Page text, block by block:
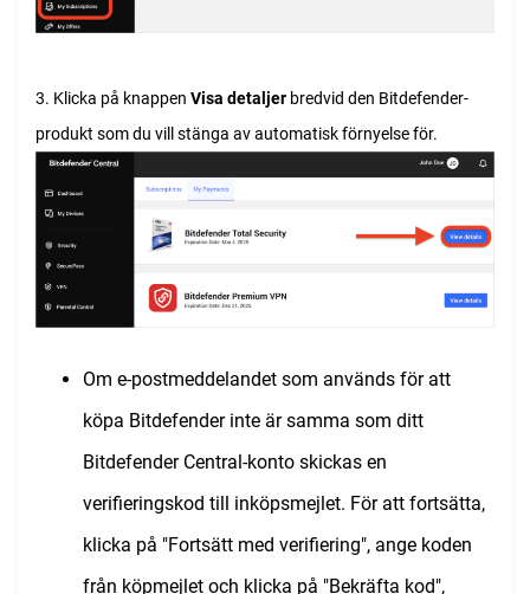
3. Klicka på knappen Visa detaljer bredvid den Bitdefender-
produkt som du vill stänga av automatisk förnyelse för.
Om e-postmeddelandet som används för att
köpa Bitdefender inte är samma som ditt
Bitdefender Central-konto skickas en
verifieringskod till inköpsmejlet. För att fortsätta,
klicka på "Fortsätt med verifiering", ange koden
från köpmejlet och klicka på "Bekräfta kod",